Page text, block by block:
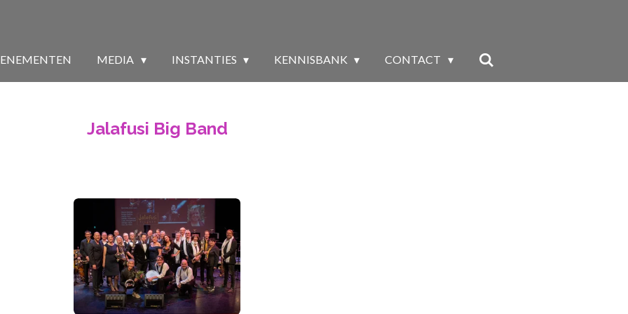
MEDIA INSTANTIES KENNISBANK CONTACT
Jalafusi Big Band